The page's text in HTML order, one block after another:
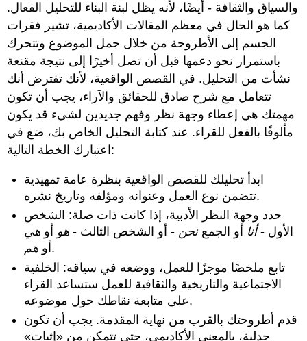
والسياق والثقافة - أيضًا، لأنه يظل لبنة البناء للتحليل الفعال.
كما هو الحال في معظم المقالات الأكاديمية، تشير فقرات
الجسم إلى الأطروحة من خلال جمل الموضوع وتتحرك
باستمرار نحو دعمها قبل أن تصل أخيرًا إلى نتيجة مقنعة
نشأت من التحليل. في القصص الواقعية، لأنك تفترض أنك
تتعامل مع شرح صادق للحقائق والآراء، يجب أن تكون
مهمتك هي إعطاء وجهة نظر وفهم جديدين لشيء قد يكون
مألوفًا بالفعل للقراء. عند كتابة التحليل الخاص بك، ضع في
اعتبارك الخطة التالية:
ابدأ تحليلك للقصص الواقعية بنظرة عامة تمهيدية
تتضمن نوع العمل وعنوانه ومؤلفه وتاريخ نشره.
حدد وجهة النظر الأدبية، إذا كانت ذات صلة: الشخص
الأول -أنا أو الجمعنحن - أو الشخص الثالث - هو أو هي
أو هم
.
تابع ملخصًا موجزًا للعمل، ووضعه في سياقه: الخلفية
الاجتماعية والتاريخية والثقافية للعمل ستساعد القراء
على متابعة نقاطك حول موضوعه.
قدم أطروحتك بالقرب من نهاية المقدمة. يجب أن تكون
جدلية، بالمعنى الأكاديمي، حتى تتمكن من «إثبات»